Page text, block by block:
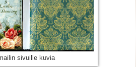
sivuille kuvia